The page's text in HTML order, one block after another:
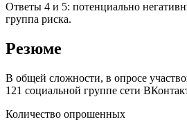
Ответы 4 и 5: потенциально
группа риска.
Резюме
В общей сложности, в опросе
121 социальной группе сети
Количество опрошенных